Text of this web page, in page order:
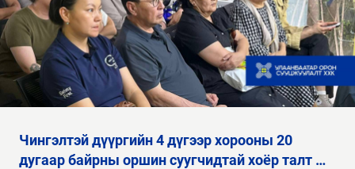
чингэлтэй дүүргийн 4 дүгээр хорооны 20
дугаар байрны оршин суугчидтай хоёр талт …